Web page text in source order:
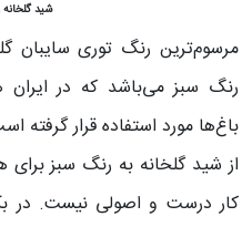
شید
مرسوم‌ترین رنگ توری سایبان
رنگ سبز می‌باشد که در
باغ‌ها مورد استفاده قرار
از شید گلخانه به رنگ سبز
کار درست و اصولی نیست. در